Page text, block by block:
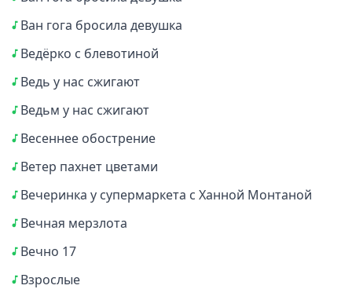
Ван гога бросила девушка
Ведёрко с блевотиной
Ведь у нас сжигают
Ведьм у нас сжигают
Весеннее обострение
Ветер пахнет цветами
Вечеринка у супермаркета с Ханной Монтаной
Вечная мерзлота
Вечно 17
Взрослые